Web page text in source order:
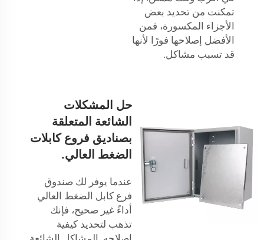
تمكنت من تحديد بعض
الأجزاء المكسورة، فمن
الأفضل إصلاحها فورًا لأنها
قد تسبب مشاكل.
حل المشكلات
الشائعة المتعلقة
بصناديق فروع كابلات
الضغط العالي.
عندما يوفر لك صندوق
فرع كابل الضغط العالي
أداءً غير صحيح، فإنك
تذهب لتحديد كيفية